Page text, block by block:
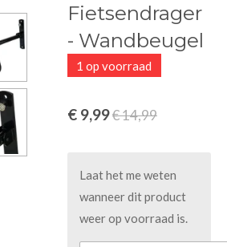
Fietsendrager
- Wandbeugel
1 op voorraad
€ 9,99€ 14,99
Laat het me weten
wanneer dit product
weer op voorraad is.